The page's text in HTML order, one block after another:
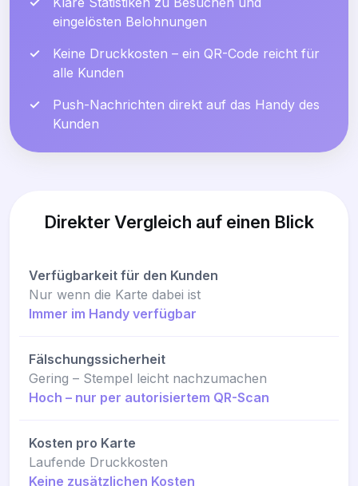
eingelösten Belohnungen
✓
Keine Druckkosten – ein QR-Code reicht für
alle Kunden
✓
Push-Nachrichten direkt auf das Handy des
Kunden
Direkter Vergleich auf einen Blick
Verfügbarkeit für den Kunden
Nur wenn die Karte dabei ist
Immer im Handy verfügbar
Fälschungssicherheit
Gering – Stempel leicht nachzumachen
Hoch – nur per autorisiertem QR-Scan
Kosten pro Karte
Laufende Druckkosten
Keine zusätzlichen Kosten